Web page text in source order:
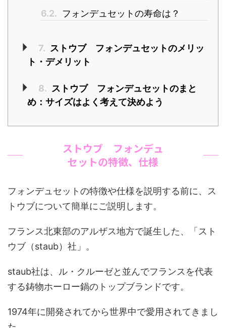
6.2. フォンデュセットの寿命は？
7. ストウブ フォンデュセットのメリッ
ト・デメリット
8. ストウブ フォンデュセットのまと
め：サイズはよく考えて決めよう
ストウブ フォンデュ
セットの特徴、仕様
フォンデュセットの特徴や仕様を説明する前に、ス
トウブについて簡単にご説明します。
フランス北東部のアルザス地方で誕生した、「スト
ウブ（staub）社」。
staub社は、ル・クルーゼと並んでフランスを代表
する鋳物ホーロー鍋のトップブランドです。
1974年に開発されてから世界中で愛用されてきまし